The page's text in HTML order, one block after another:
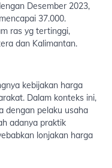
Desember 2023,
37.000.
ras yg tertinggi,
dan Kalimantan.
kebijakan harga
Dalam konteks ini,
dengan pelaku usaha
adanya praktik
lonjakan harga